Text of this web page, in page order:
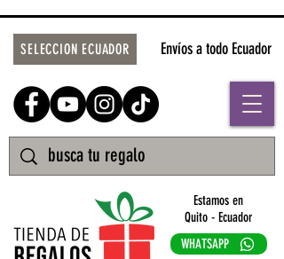
Envíos a todo Ecuador
Estamos en
Quito - Ecuador
WHATSAPP
SELECCION ECUADOR